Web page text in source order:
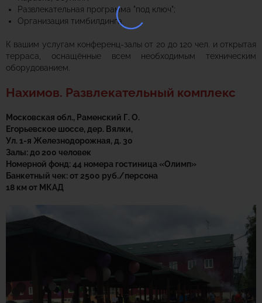
Развлекательная программа "под ключ";
Организация тимбилдинга.
К вашим услугам конференц-залы от 20 до 120 чел. и открытая
терраса, оснащённые всем необходимым техническим
оборудованием.
Нахимов. Развлекательный комплекс
Московская обл., Раменский Г. О.
Егорьевское шоссе, дер. Вялки,
Ул. 1-я Железнодорожная, д. 30
Залы: до 200 человек
Номерной фонд: 44 номера гостиница «Олимп»
Банкетный чек: от 2500 руб./персона
18 км от МКАД